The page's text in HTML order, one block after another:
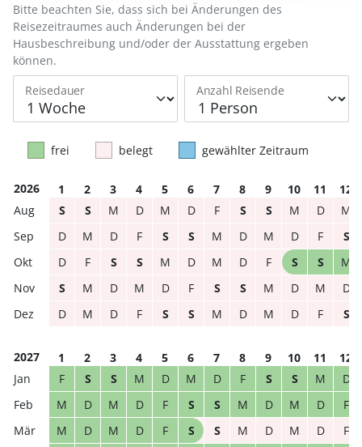
Reisedauer Anzahl Reisende
Bitte beachten Sie, dass sich bei Änderungen des
Reisezeitraumes auch Änderungen bei der
Hausbeschreibung und/oder der Ausstattung ergeben
können.
frei belegt gewählter Zeitraum
2026 1 2 3 4 5 6 7 8 9 10 11
12
S
S M D M D F S S M D
M
D
M D F S S M D M D F
S
D
F S S M D M D F S S
M
S
M D M D F S S M D M
D
D
M D F S S M D M D F S
2027 1 2 3 4 5 6 7 8 9 10 11
12
F
S S M D M D F S S M
D
M
D M D F S S M D M D
F
M
D M D F S S M D M D
F